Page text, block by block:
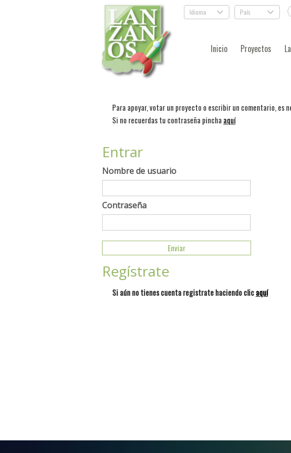
Idioma . País .
Inicio Proyectos
Para apoyar, votar un proyecto o escribir un comentario, es
Si no recuerdas tu contraseña pincha aquí
Entrar
Nombre de usuario
Contraseña
Regístrate
Si aún no tienes cuenta registrate haciendo clicaquí